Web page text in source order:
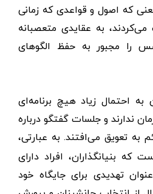
که اصول و قواعدی که زمانی
به عقایدی متعصبانه
را مجبور به حفظ الگوهای
به احتمال زیاد هیچ برنامه‌ای
ندارند و جلسات گفتگو درباره
به تعویق می‌افتند. به عبارتی،
که بنیانگذاران، افراد دارای
تهدیدی برای جایگاه خود